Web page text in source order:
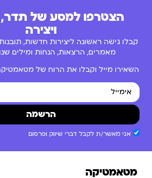
הצטרפו למסע של
ויצירה
קבלו גישה ראשונה ליצירות חדשות,
מאמרים, הרצאות, הנחות ומילים
השאירו מייל וקבלו את הרוח של
אני מאשר/ת לקבל דברי שיווק ופרסום
הרשמה
מטאמטיקה